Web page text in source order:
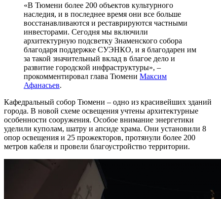
«В Тюмени более 200 объектов культурного
наследия, и в последнее время они все больше
восстанавливаются и реставрируются частными
инвесторами. Сегодня мы включили
архитектурную подсветку Знаменского собора
благодаря поддержке СУЭНКО, и я благодарен им
за такой значительный вклад в благое дело и
развитие городской инфраструктуры», –
прокомментировал глава Тюмени Максим
Афанасьев.
Кафедральный собор Тюмени – одно из красивейших зданий
города. В новой схеме освещения учтены архитектурные
особенности сооружения. Особое внимание энергетики
уделили куполам, шатру и апсиде храма. Они установили 8
опор освещения и 25 прожекторов, протянули более 200
метров кабеля и провели благоустройство территории.